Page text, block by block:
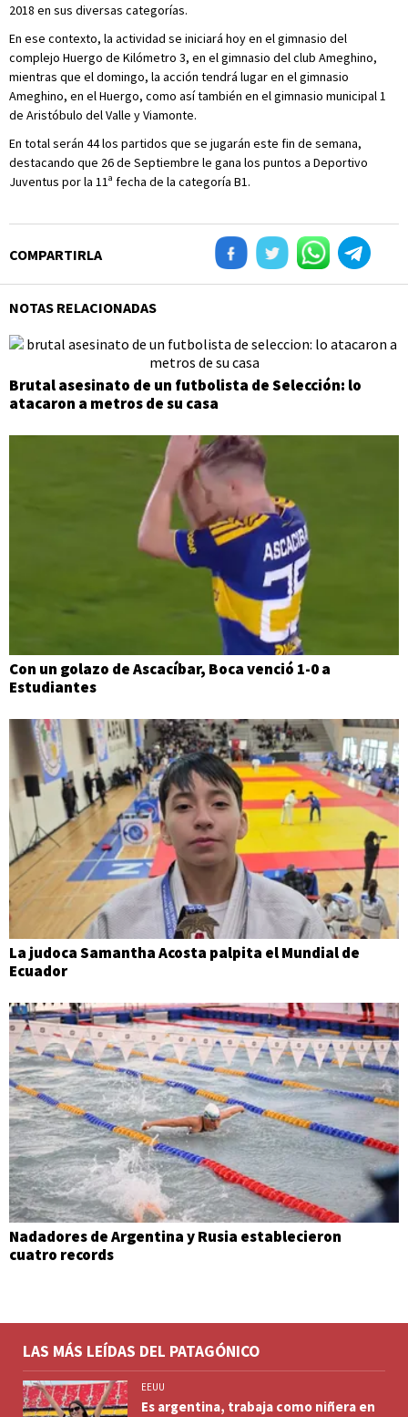
2018 en sus diversas categorías.
En ese contexto, la actividad se iniciará hoy en el gimnasio del
complejo Huergo de Kilómetro 3, en el gimnasio del club Ameghino,
mientras que el domingo, la acción tendrá lugar en el gimnasio
Ameghino, en el Huergo, como así también en el gimnasio municipal 1
de Aristóbulo del Valle y Viamonte.
En total serán 44 los partidos que se jugarán este fin de semana,
destacando que 26 de Septiembre le gana los puntos a Deportivo
Juventus por la 11ª fecha de la categoría B1.
COMPARTIRLA
NOTAS RELACIONADAS
Brutal asesinato de un futbolista de Selección: lo
atacaron a metros de su casa
Con un golazo de Ascacíbar, Boca venció 1-0 a
Estudiantes
La judoca Samantha Acosta palpita el Mundial de
Ecuador
Nadadores de Argentina y Rusia establecieron
cuatro records
LAS MÁS LEÍDAS DEL PATAGÓNICO
EEUU
Es argentina, trabaja como niñera en